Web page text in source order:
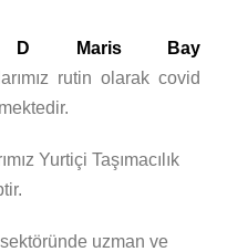
D Maris Bay
rutin olarak covid
Yurtiçi Taşımacılık
uzman ve